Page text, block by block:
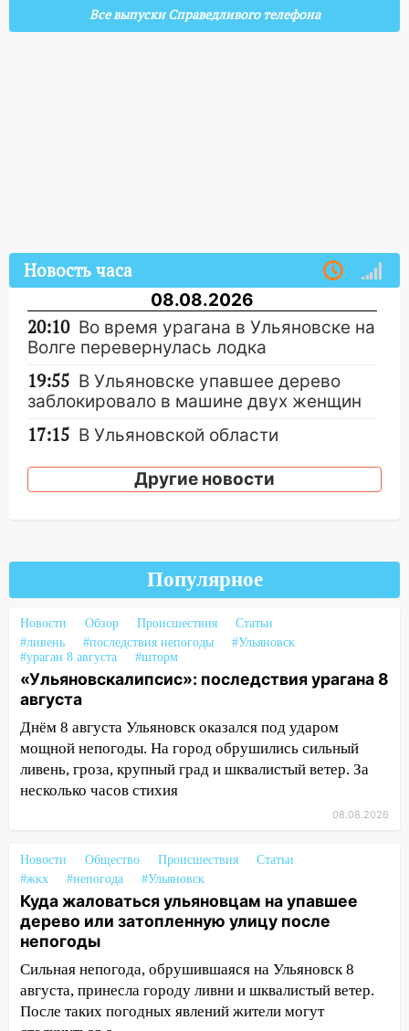
Все выпуски Справедливого телефона
Новость часа
08.08.2026
20:10 Во время урагана в Ульяновске на
Волге перевернулась лодка
19:55 В Ульяновске упавшее дерево
заблокировало в машине двух женщин
17:15 В Ульяновской области
готов, ещё два — почти завершены
16:38 Прогноз погоды в Ульяновской
области на 9 августа
16:34
Из-за мощной непогоды в
Ульяновске отменили фестиваль «Наше
время»
16:17 Мелекесский район первым в
Ульяновской области намолотил более
100 тысяч тонн зерна
15:17
В колледжи и техникумы
Ульяновской области подали более 10
после шторма: поваленные деревья и
затопленные улицы
14:28 Ураган вырвал остановку на улице
Деева в Заволжье
14:26 Жители Ульяновска сами
пытаются расчистить ливнёвки, не
дождавшись коммунальщиков
Другие новости
Популярное
Новости Обзор Происшествия
Статьи
#ливень
#последствия непогоды
#Ульяновск
#ураган 8 августа
#шторм
«Ульяновскалипсис»: последствия урагана 8
августа
Днём 8 августа Ульяновск оказался под ударом
мощной непогоды. На город обрушились сильный
ливень, гроза, крупный град и шквалистый ветер. За
несколько часов стихия
08.08.2026
Новости Общество Происшествия
Статьи
#жкх
#непогода #Ульяновск
Куда жаловаться ульяновцам на упавшее
дерево или затопленную улицу после
непогоды
Сильная непогода, обрушившаяся на Ульяновск 8
августа, принесла городу ливни и шквалистый ветер.
После таких погодных явлений жители могут